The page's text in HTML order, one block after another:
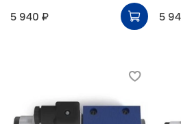
5 940 ₽
5